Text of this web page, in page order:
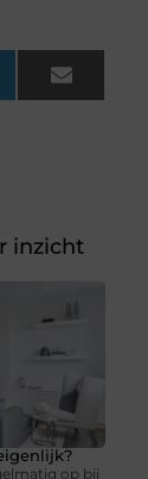
Email
inzicht
op bij